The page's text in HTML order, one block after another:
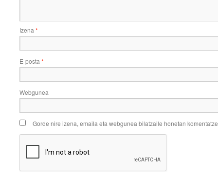
Izena *
E-posta *
Webgunea
Gorde nire izena, emaila eta webgunea bilatzaile honetan